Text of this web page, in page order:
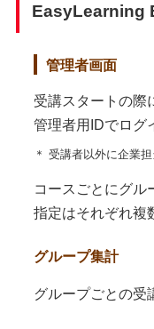
EasyLearning
管理者画面
受講スタートの際
管理者用IDでログ
＊ 受講者以外に企業
コースごとにグル
指定はそれぞれ複
グループ集計
グループごとの受